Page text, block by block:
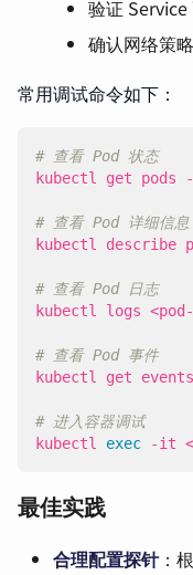
验证 Service
确认网络策
常用调试命令如下：
# 查看 Pod 状态
# 查看 Pod 详细信息
# 查看 Pod 日志
# 查看 Pod 事件
kubectl get
# 进入容器调试
kubectl exec -it
最佳实践
合理配置探针：